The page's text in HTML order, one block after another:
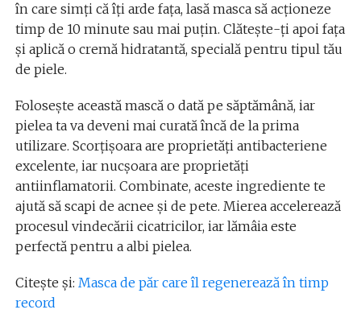
în care simți că îți arde fața, lasă masca să acționeze
timp de 10 minute sau mai puțin. Clătește-ți apoi fața
și aplică o cremă hidratantă, specială pentru tipul tău
de piele.
Folosește această mască o dată pe săptămână, iar
pielea ta va deveni mai curată încă de la prima
utilizare. Scorțișoara are proprietăți antibacteriene
excelente, iar nucșoara are proprietăți
antiinflamatorii. Combinate, aceste ingrediente te
ajută să scapi de acnee și de pete. Mierea accelerează
procesul vindecării cicatricilor, iar lămâia este
perfectă pentru a albi pielea.
Citește și: Masca de păr care îl regenerează în timp
record